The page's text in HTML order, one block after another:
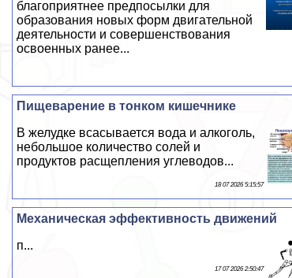
благоприятнее предпосылки для
образования новых форм двигательной
деятельности и совершенствования
освоенных ранее...
Пищеварение в тонком кишечнике
В желудке всасывается вода и алкоголь,
небольшое количество солей и
продуктов расщепления углеводов...
18 07 2026 5:15:57
Механическая эффективность движений
п...
17 07 2026 2:50:47